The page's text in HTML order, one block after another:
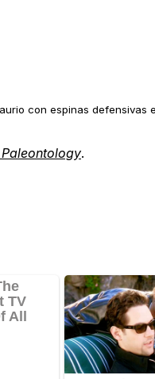
con espinas defensivas
.